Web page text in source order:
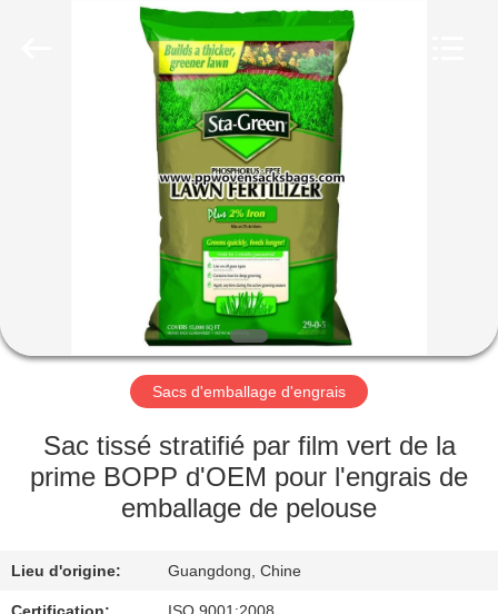
PRODUITS
DE
NOUS
VISITE
D'USINE
DE
Sacs d'emballage d'engrais
Sac tissé stratifié par film vert de la
prime BOPP d'OEM pour l'engrais de
emballage de pelouse
Lieu d'origine: Guangdong, Chine